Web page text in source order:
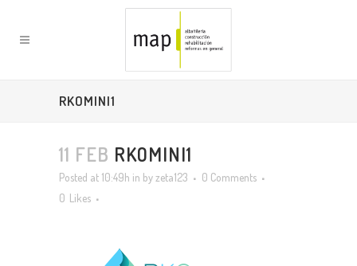
RKOMINI1
11 FEB RKOMINI1
Posted at 10:49h in byzeta123
0 Comments
0 Likes